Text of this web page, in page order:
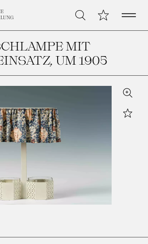
Suche Meine Open
MIT
, UM 1905
Zoom
Star